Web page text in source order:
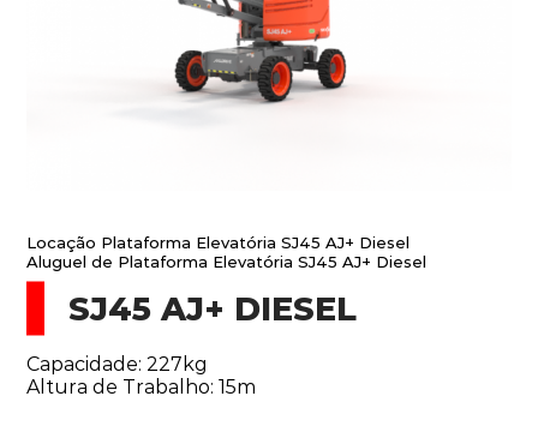
Locação Plataforma Elevatória SJ45 AJ+ Diesel
Aluguel de Plataforma Elevatória SJ45 AJ+ Diesel
SJ45 AJ+ DIESEL
Capacidade: 227kg
Altura de Trabalho: 15m